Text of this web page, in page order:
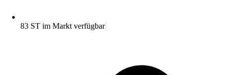
83 ST im Markt verfügbar